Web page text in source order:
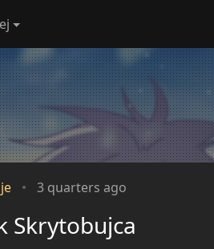
3 quarters ago
Skrytobujca